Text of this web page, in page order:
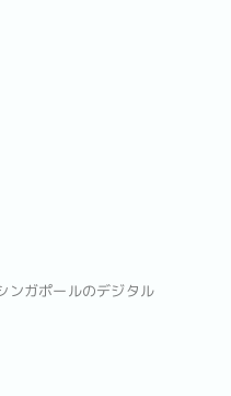
ンガポールのデジタル